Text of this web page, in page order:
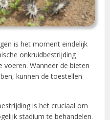
is het moment eindelijk
onkruidbestrijding
voeren. Wanneer de bieten
kunnen de toestellen
is het cruciaal om
stadium te behandelen.